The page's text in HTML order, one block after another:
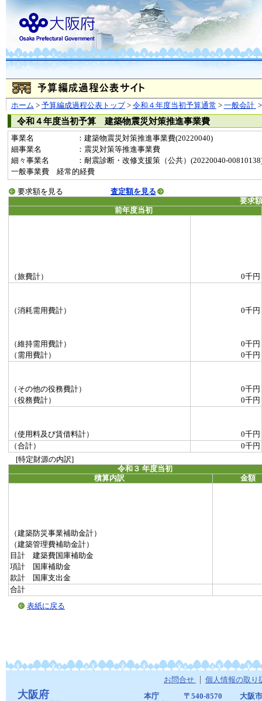
ホーム > 予算編成過程公表トップ> 令和４年度当初予算通常 > 一般会計
令和４年度当初予算 建築物震災対策推進事業費
事業名
：建築物震災対策推進事業費(20220040)
細事業名
：震災対策等推進事業費
細々事業名
：耐震診断・改修支援策（公共）(20220040-
一般事業費 経常的経費
要求額を見る
査定額を見る
要求
前年度当初
（旅費計） 0千円
（消耗需用費計） 0千円
（維持需用費計）
0千円
（需用費計）
0千円
（その他の役務費計）
0千円
（役務費計）
0千円
（使用料及び賃借料計）
0千円
（合計）
0千円
[特定財源の内訳]
令和３ 年度当初
積算内訳
金額
（建築防災事業補助金計）
（建築管理費補助金計）
目計 建築費国庫補助金
項計 国庫補助金
款計 国庫支出金
合計
表紙に戻る
お問合せ 個人情報の取り
大阪府 本庁 〒540-8570
大阪